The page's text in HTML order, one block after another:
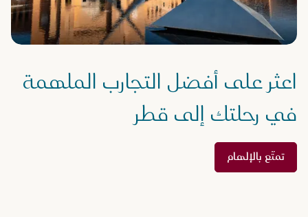
اعثر على أفضل التجارب الملهمة
في رحلتك إلى قطر
تمتّع بالإلهام